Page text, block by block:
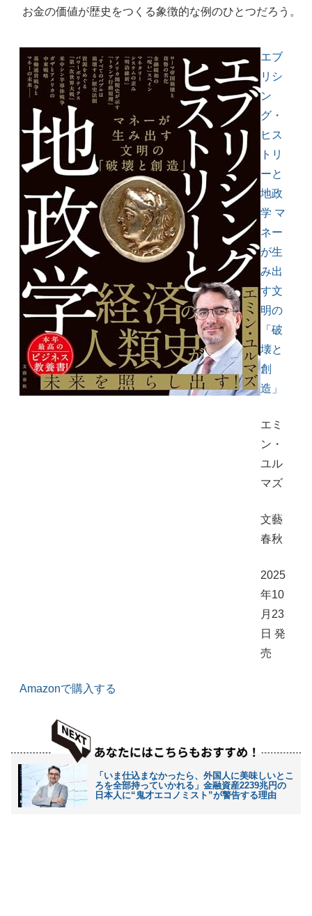
お金の価値が歴史をつくる象徴的な例のひとつだろう。
エブ
リシ
ン
グ・
ヒス
トリ
ーと
地政
学 マ
ネー
が生
み出
す文
明の
「破
壊と
創
造」
エミ
ン・
ユル
マズ
文藝
春秋
2025
年10
月23
日 発
売
Amazonで購入する
「いま仕込まなかったら、外国人に美味しいとこ
ろを全部持っていかれる」金融資産2239兆円の
日本人に“鬼才エコノミスト”が警告する理由